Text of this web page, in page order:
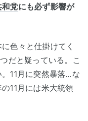
和党にも必ず影響が
色々と仕掛けてく
だと疑っている。こ
11月に突然暴落…な
11月には米大統領